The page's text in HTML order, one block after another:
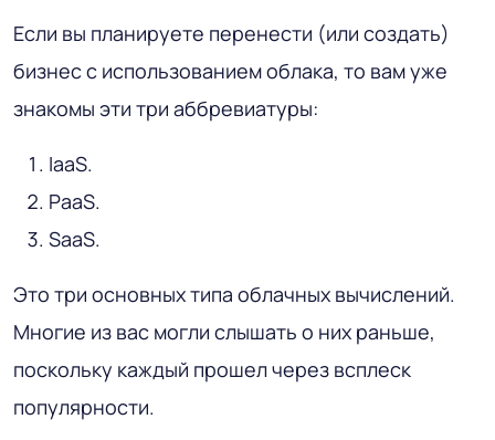
Если вы планируете перенести (или создать)
бизнес с использованием облака, то вам уже
знакомы эти три аббревиатуры:
IaaS.
PaaS.
SaaS.
Это три основных типа облачных вычислений.
Многие из вас могли слышать о них раньше,
поскольку каждый прошел через всплеск
популярности.